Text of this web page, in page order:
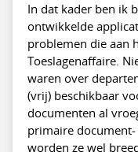
In dat kader ben ik
ontwikkelde
problemen die aan
Toeslagenaffaire.
waren over
(vrij) beschikbaar
documenten al
primaire document-
worden ze wel